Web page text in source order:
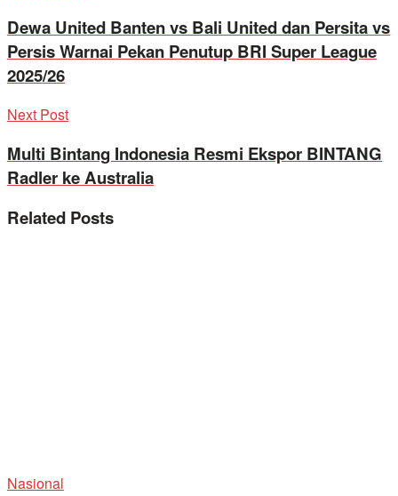
Dewa United Banten vs Bali United dan Persita vs
Persis Warnai Pekan Penutup BRI Super League
2025/26
Next Post
Multi Bintang Indonesia Resmi Ekspor BINTANG
Radler ke Australia
Related Posts
Nasional